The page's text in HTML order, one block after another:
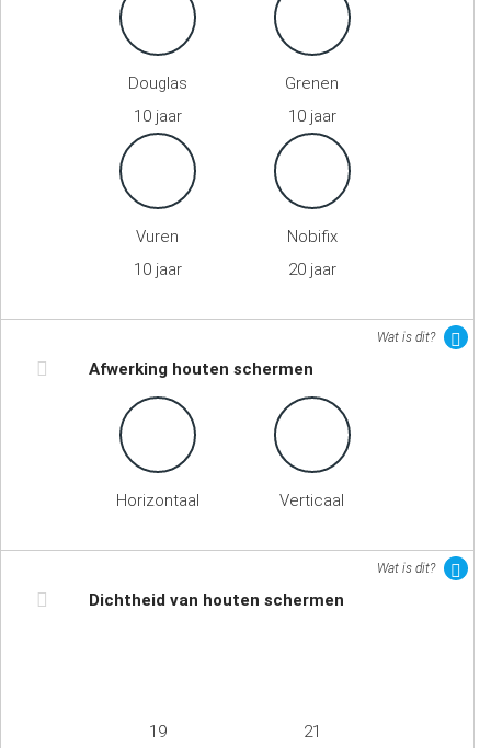
Douglas
10 jaar
Grenen
10 jaar
Vuren
10 jaar
Nobifix
20 jaar
Wat is dit?
Afwerking houten schermen
Horizontaal Verticaal
Wat is dit?
Dichtheid van houten schermen
19 21